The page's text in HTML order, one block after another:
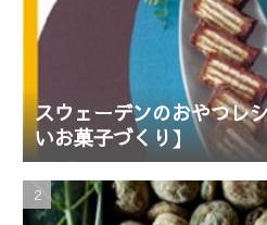
スウェーデンのおやつレ
いお菓子づくり】